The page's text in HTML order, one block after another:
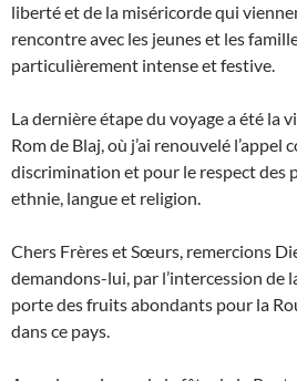
liberté et de la miséricorde qui
rencontre avec les jeunes et les
particulièrement intense et festive.
La dernière étape du voyage a été la
Rom de Blaj, où j’ai renouvelé l’appel
discrimination et pour le respect des
ethnie, langue et religion.
Chers Frères et Sœurs, remercions
demandons-lui, par l’intercession de
porte des fruits abondants pour la
dans ce pays.